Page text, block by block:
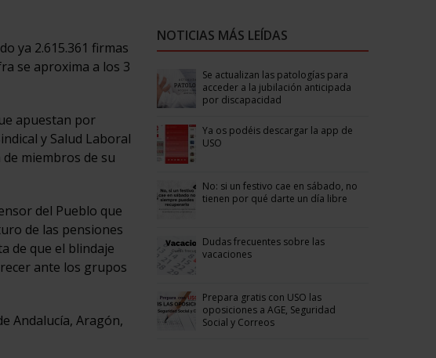
ya 2.615.361 firmas
se aproxima a los 3
apuestan por
y Salud Laboral
miembros de su
del Pueblo que
de las pensiones
de que el blindaje
ante los grupos
Andalucía, Aragón,
NOTICIAS MÁS LEÍDAS
Se actualizan las patologías para
acceder a la jubilación anticipada
por discapacidad
Ya os podéis descargar la app de
USO
No: si un festivo cae en sábado, no
tienen por qué darte un día libre
Dudas frecuentes sobre las
vacaciones
Prepara gratis con USO las
oposiciones a AGE, Seguridad
Social y Correos